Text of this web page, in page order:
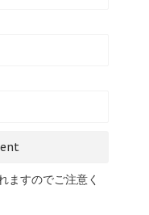
ますのでご注意く